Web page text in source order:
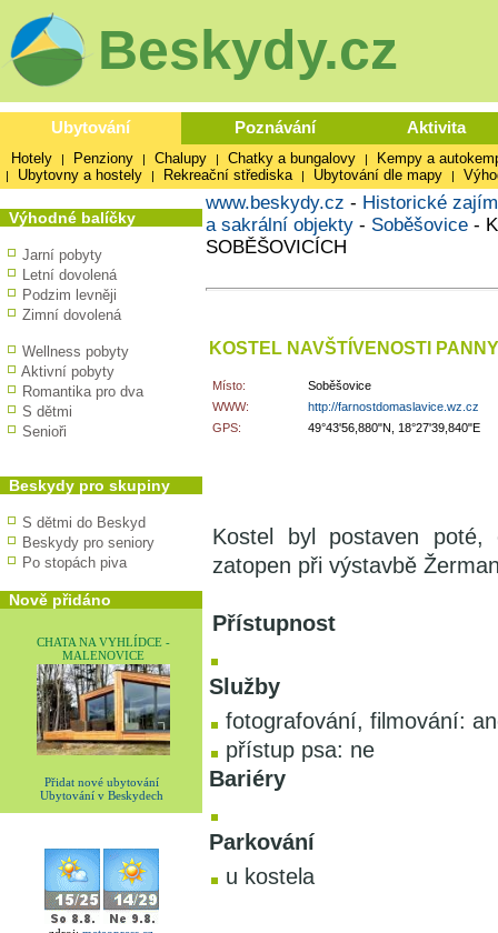
Beskydy.cz
Ubytování Poznávání Aktivita
Hotely | Penziony | Chalupy | Chatky a bungalovy | Kempy a
| Ubytovny a hostely | Rekreační střediska | Ubytování dle mapy |
Výhodné balíčky
Jarní pobyty
Letní dovolená
Podzim levněji
Zimní dovolená
Wellness pobyty
Aktivní pobyty
Romantika pro dva
S dětmi
Senioři
Beskydy pro skupiny
S dětmi do Beskyd
Beskydy pro seniory
Po stopách piva
Nově přidáno
CHATA NA VYHLÍDCE -
MALENOVICE
Přidat nové ubytování
Ubytování v Beskydech
www.beskydy.cz - Historické
a sakrální objekty - Soběšovice -
SOBĚŠOVICÍCH
KOSTEL NAVŠTÍVENOSTI
Místo:
Soběšovice
WWW:
http://farnostdomaslavice.wz.cz
GPS:
49°43'56,880"N, 18°27'39,840"E
Kostel byl postaven
zatopen při výstavbě
Přístupnost
Služby
fotografování, filmování:
přístup psa: ne
Bariéry
Parkování
u kostela